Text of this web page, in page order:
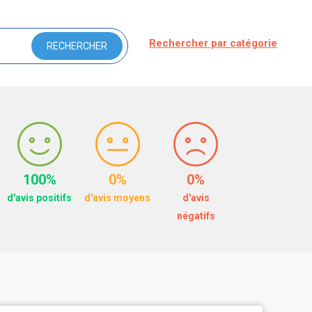
Rechercher par catégorie
100%
d'avis positifs
0%
d'avis moyens
0%
d'avis
négatifs